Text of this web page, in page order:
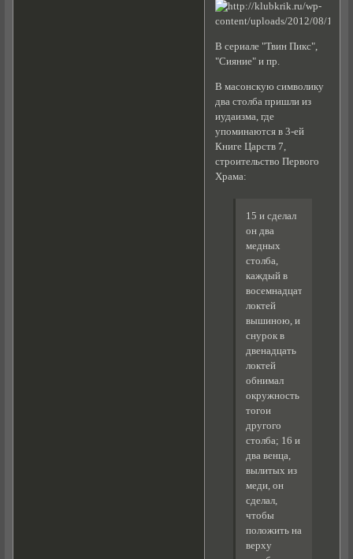
В сериале "Твин Пикс",
"Сияние" и пр.
В масонскую символику
два столба пришли из
иудаизма, где
упоминаются в 3-ей
Книге Царств 7,
строительство Первого
Храма:
15 и сделал
он два
медных
столба,
каждый в
восемнадцать
локтей
вышиною, и
снурок в
двенадцать
локтей
обнимал
окружность
тогои
другого
столба; 16 и
два венца,
вылитых из
меди, он
сделал,
чтобы
положить на
верху